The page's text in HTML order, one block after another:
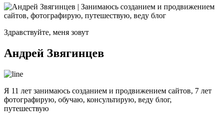
Здравствуйте, меня зовут
Андрей Звягинцев
Я 11 лет занимаюсь созданием и продвижением сайтов, 7 лет
фотографирую, обучаю, консультирую, веду блог,
путешествую